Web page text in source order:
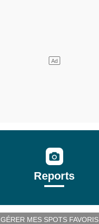
Reports
GÉRER MES SPOTS FAVORIS